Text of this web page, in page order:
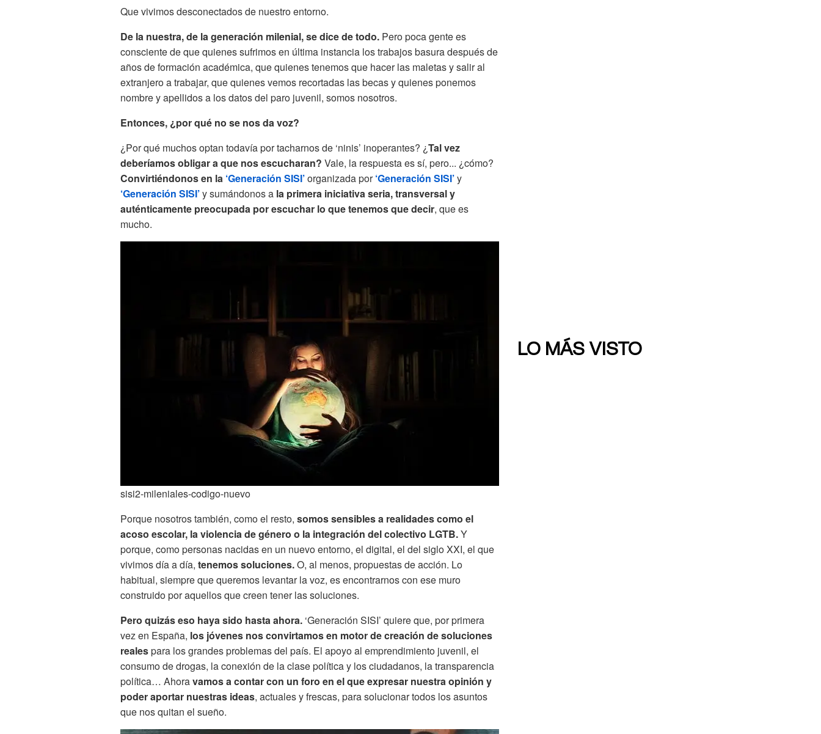
Que vivimos desconectados de nuestro entorno.
De la nuestra, de la generación milenial, se dice de todo. Pero poca gente es
consciente de que quienes sufrimos en última instancia los trabajos basura después de
años de formación académica, que quienes tenemos que hacer las maletas y salir al
extranjero a trabajar, que quienes vemos recortadas las becas y quienes ponemos
nombre y apellidos a los datos del paro juvenil, somos nosotros.
Entonces, ¿por qué no se nos da voz?
¿Por qué muchos optan todavía por tacharnos de ‘ninis’ inoperantes? ¿Tal vez
deberíamos obligar a que nos escucharan? Vale, la respuesta es sí, pero... ¿cómo?
Convirtiéndonos en la ‘Generación SISI’organizada por‘Generación SISI’y
‘Generación SISI’y sumándonos a la primera iniciativa seria, transversal y
auténticamente preocupada por escuchar lo que tenemos que decir, que es
mucho.
sisi2-mileniales-codigo-nuevo
Porque nosotros también, como el resto, somos sensibles a realidades como el
acoso escolar, la violencia de género o la integración del colectivo LGTB.Y
porque, como personas nacidas en un nuevo entorno, el digital, el del siglo XXI, el que
vivimos día a día, tenemos soluciones.O, al menos, propuestas de acción. Lo
habitual, siempre que queremos levantar la voz, es encontrarnos con ese muro
construido por aquellos que creen tener las soluciones.
Pero quizás eso haya sido hasta ahora. ‘Generación SISI’ quiere que, por primera
vez en España, los jóvenes nos convirtamos en motor de creación de soluciones
realespara los grandes problemas del país. El apoyo al emprendimiento juvenil, el
consumo de drogas, la conexión de la clase política y los ciudadanos, la transparencia
política… Ahoravamos a contar con un foro en el que expresar nuestra opinión y
poder aportar nuestras ideas, actuales y frescas, para solucionar todos los asuntos
que nos quitan el sueño.
LO MÁS VISTO